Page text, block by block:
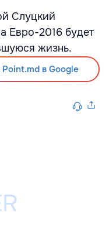
Слуцкий
Евро-2016 будет
жизнь.
в Google